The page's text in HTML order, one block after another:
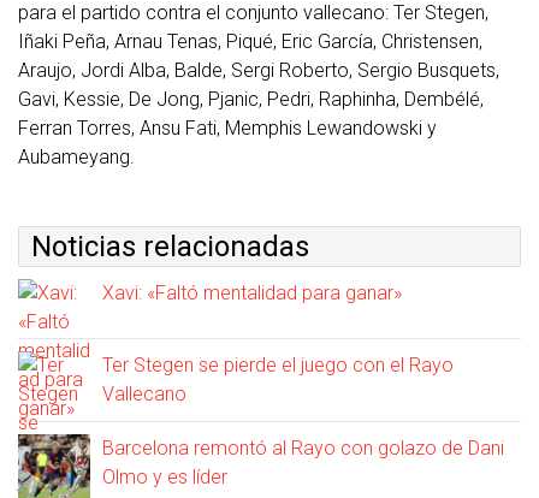
para el partido contra el conjunto vallecano: Ter Stegen,
Iñaki Peña, Arnau Tenas, Piqué, Eric García, Christensen,
Araujo, Jordi Alba, Balde, Sergi Roberto, Sergio Busquets,
Gavi, Kessie, De Jong, Pjanic, Pedri, Raphinha, Dembélé,
Ferran Torres, Ansu Fati, Memphis Lewandowski y
Aubameyang.
Noticias relacionadas
Xavi: «Faltó mentalidad para ganar»
Ter Stegen se pierde el juego con el Rayo
Vallecano
Barcelona remontó al Rayo con golazo de Dani
Olmo y es líder